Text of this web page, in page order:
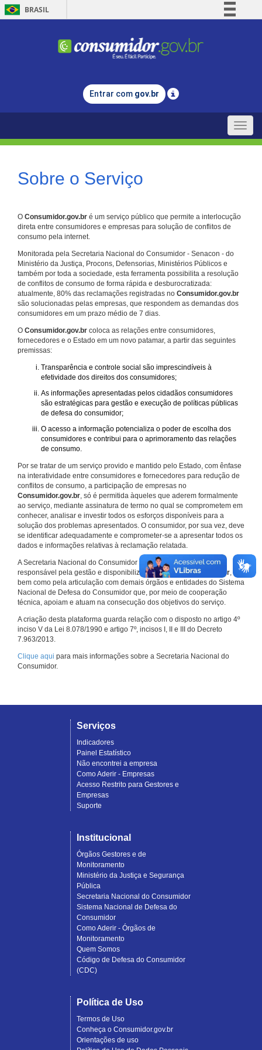
BRASIL
Comunica BR
Legislação
Entrar com gov.br
Toggle
Sobre o Serviço
O Consumidor.gov.br é um serviço público que permite a interlocução
direta entre consumidores e empresas para solução de conflitos de
consumo pela internet.
Monitorada pela Secretaria Nacional do Consumidor - Senacon - do
Ministério da Justiça, Procons, Defensorias, Ministérios Públicos e
também por toda a sociedade, esta ferramenta possibilita a resolução
de conflitos de consumo de forma rápida e desburocratizada:
atualmente, 80% das reclamações registradas no Consumidor.gov.br
são solucionadas pelas empresas, que respondem as demandas dos
consumidores em um prazo médio de 7 dias.
O Consumidor.gov.br coloca as relações entre consumidores,
fornecedores e o Estado em um novo patamar, a partir das seguintes
premissas:
Transparência e controle social são imprescindíveis à
efetividade dos direitos dos consumidores;
As informações apresentadas pelos cidadãos consumidores
são estratégicas para gestão e execução de políticas públicas
de defesa do consumidor;
O acesso a informação potencializa o poder de escolha dos
consumidores e contribui para o aprimoramento das relações
de consumo.
Por se tratar de um serviço provido e mantido pelo Estado, com ênfase
na interatividade entre consumidores e fornecedores para redução de
conflitos de consumo, a participação de empresas no
Consumidor.gov.br, só é permitida àqueles que aderem formalmente
ao serviço, mediante assinatura de termo no qual se comprometem em
conhecer, analisar e investir todos os esforços disponíveis para a
solução dos problemas apresentados. O consumidor, por sua vez, deve
se identificar adequadamente e comprometer-se a apresentar todos os
dados e informações relativas à reclamação relatada.
A Secretaria Nacional do Consumidor do Ministério da Justiça é a
responsável pela gestão e disponibilização doConsumidor.gov.br,
bem como pela articulação com demais órgãos e entidades do Sistema
Nacional de Defesa do Consumidor que, por meio de cooperação
técnica, apoiam e atuam na consecução dos objetivos do serviço.
A criação desta plataforma guarda relação com o disposto no artigo 4º
inciso V da Lei 8.078/1990 e artigo 7º, incisos I, II e III do Decreto
7.963/2013.
Clique aqui para mais informações sobre a Secretaria Nacional do
Consumidor.
Serviços
Indicadores
Painel Estatístico
Não encontrei a empresa
Como Aderir - Empresas
Acesso Restrito para Gestores e
Empresas
Suporte
Institucional
Órgãos Gestores e de
Monitoramento
Ministério da Justiça e Segurança
Pública
Secretaria Nacional do Consumidor
Sistema Nacional de Defesa do
Consumidor
Como Aderir - Órgãos de
Monitoramento
Quem Somos
Código de Defesa do Consumidor
(CDC)
Política de Uso
Termos de Uso
Conheça o Consumidor.gov.br
Orientações de uso